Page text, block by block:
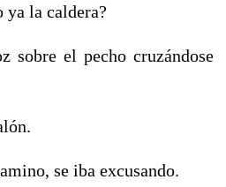
ya la caldera?
sobre el pecho cruzándose
se iba excusando.